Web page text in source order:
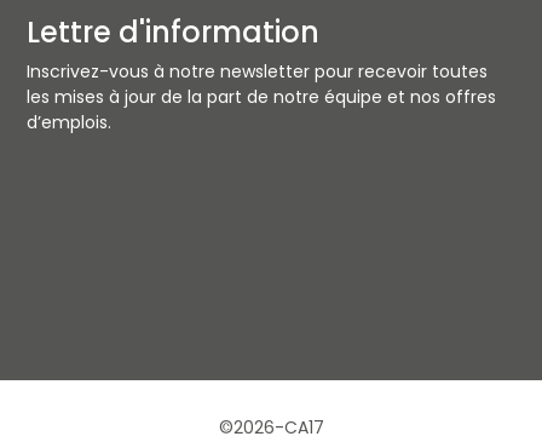
Lettre d'information
Inscrivez-vous à notre newsletter pour recevoir toutes
les mises à jour de la part de notre équipe et nos offres
d’emplois.
©2026-CA17